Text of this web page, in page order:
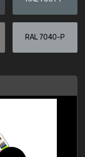
RAL 7040-P